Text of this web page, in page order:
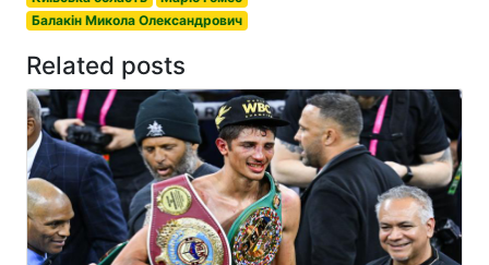
Балакін Микола Олександрович
Related posts